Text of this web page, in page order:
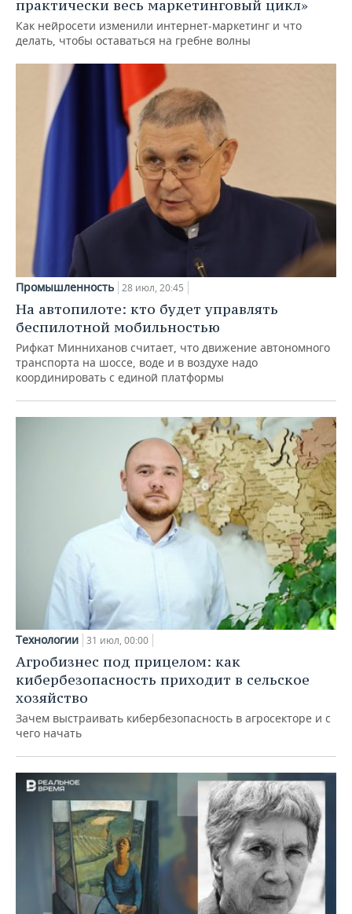
практически весь маркетинговый цикл»
Как нейросети изменили интернет-маркетинг и что
делать, чтобы оставаться на гребне волны
Промышленность 28 июл, 20:45
На автопилоте: кто будет управлять
беспилотной мобильностью
Рифкат Минниханов считает, что движение автономного
транспорта на шоссе, воде и в воздухе надо
координировать с единой платформы
Технологии 31 июл, 00:00
Агробизнес под прицелом: как
кибербезопасность приходит в сельское
хозяйство
Зачем выстраивать кибербезопасность в агросекторе и с
чего начать